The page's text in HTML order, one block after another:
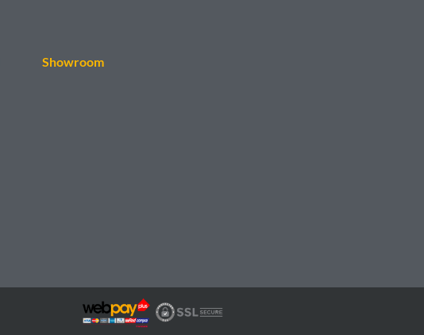
Showroom